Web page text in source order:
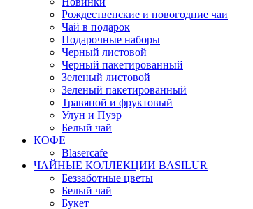
Рождественские и новогодние чаи
Чай в подарок
Подарочные наборы
Черный листовой
Черный пакетированный
Зеленый листовой
Зеленый пакетированный
Травяной и фруктовый
Улун и Пуэр
Белый чай
КОФЕ
Blasercafe
ЧАЙНЫЕ КОЛЛЕКЦИИ BASILUR
Беззаботные цветы
Белый чай
Букет